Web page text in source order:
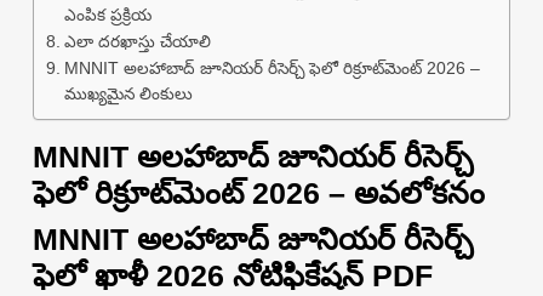
ఎంపిక ప్రక్రియ
ఎలా దరఖాస్తు చేయాలి
MNNIT అలహాబాద్ జూనియర్ రీసెర్చ్ ఫెలో రిక్రూట్‌మెంట్ 2026 –
ముఖ్యమైన లింకులు
MNNIT అలహాబాద్ జూనియర్ రీసెర్చ్
ఫెలో రిక్రూట్‌మెంట్ 2026 – అవలోకనం
MNNIT అలహాబాద్ జూనియర్ రీసెర్చ్
ఫెలో ఖాళీ 2026 నోటిఫికేషన్ PDF